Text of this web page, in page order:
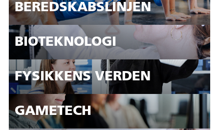
BEREDSKABS­LINJEN
BIOTEKNOLOGI
FYSIKKENS VERDEN
GAMETECH